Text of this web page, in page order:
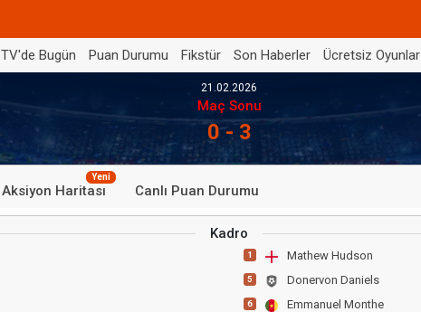
TV'de Bugün Puan Durumu Fikstür Son Haberler Ücretsiz Oyunlar
21.02.2026
Maç Sonu
0 - 3
Aksiyon Haritası
Yeni
Canlı Puan Durumu
Kadro
1 Mathew Hudson
5 Donervon Daniels
6 Emmanuel Monthe